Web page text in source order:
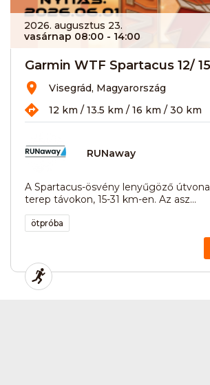
2026. augusztus 23.
vasárnap 08:00 - 14:00
Garmin WTF Spartacus 12/
Visegrád, Magyarország
12 km / 13.5 km / 16 km / 30 km
RUNaway
A Spartacus-ösvény lenyűgöző
terep távokon, 15-31 km-en. Az asz...
ötpróba